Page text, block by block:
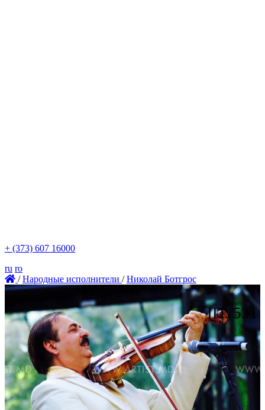
+ (373) 607 16000
ru ro
/ Народные исполнители / Николай Ботгрос
ID: 531